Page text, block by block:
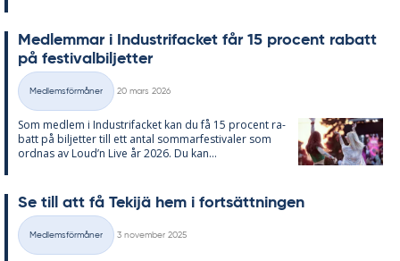
Med­lem­mar i In­du­stri­fac­ket får 15 pro­cent ra­ba­tt
på fes­ti­val­bil­jet­ter
Kategorier
Medlemsförmåner
20 mars 2026
Som med­lem i In­du­stri­fac­ket kan du få 15 pro­cent ra­
ba­tt på bil­jet­ter till ett an­tal som­mar­fes­ti­va­ler som
ord­nas av Loud’n Live år 2026. Du kan...
Se till att få Te­kijä hem i fort­sätt­ning­en
Kategorier
Medlemsförmåner
3 november 2025